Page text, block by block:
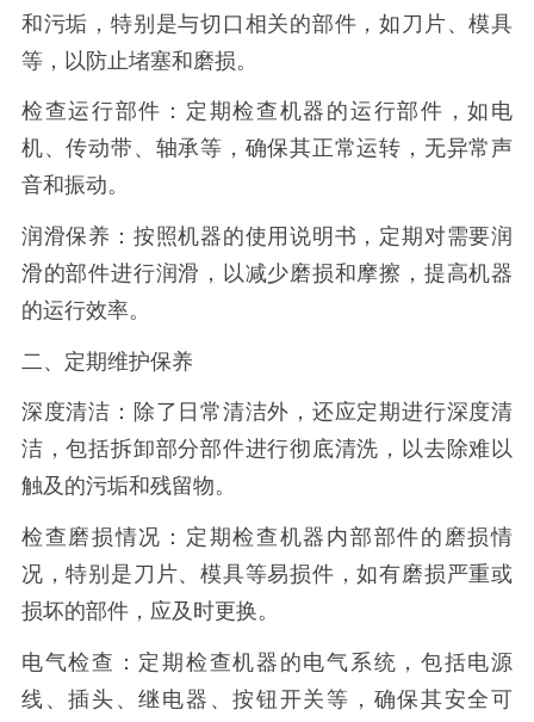
和污垢，特别是与切口相关的部件，如刀片、模具
等，以防止堵塞和磨损。
检查运行部件：定期检查机器的运行部件，如电
机、传动带、轴承等，确保其正常运转，无异常声
音和振动。
润滑保养：按照机器的使用说明书，定期对需要润
滑的部件进行润滑，以减少磨损和摩擦，提高机器
的运行效率。
二、定期维护保养
深度清洁：除了日常清洁外，还应定期进行深度清
洁，包括拆卸部分部件进行彻底清洗，以去除难以
触及的污垢和残留物。
检查磨损情况：定期检查机器内部部件的磨损情
况，特别是刀片、模具等易损件，如有磨损严重或
损坏的部件，应及时更换。
电气检查：定期检查机器的电气系统，包括电源
线、插头、继电器、按钮开关等，确保其安全可